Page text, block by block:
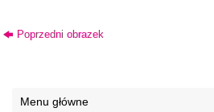
Poprzedni obrazek
Menu główne